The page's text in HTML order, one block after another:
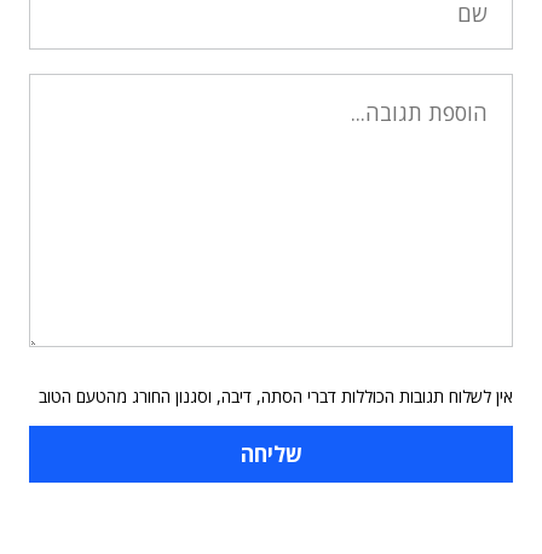
אין לשלוח תגובות הכוללות דברי הסתה, דיבה, וסגנון החורג מהטעם הטוב